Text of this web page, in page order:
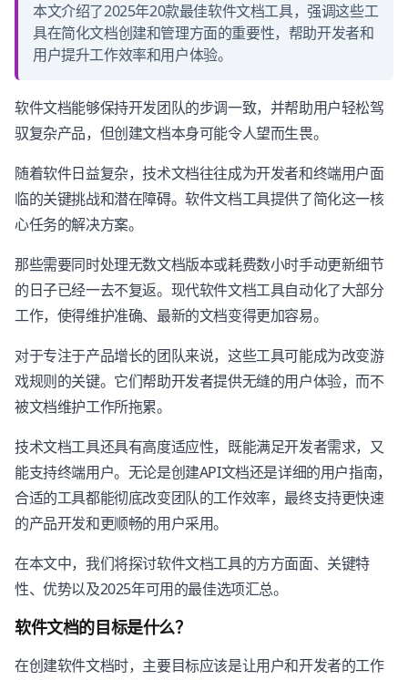
本文介绍了2025年20款最佳软件文档工具，强调这些工
具在简化文档创建和管理方面的重要性，帮助开发者和
用户提升工作效率和用户体验。
软件文档能够保持开发团队的步调一致，并帮助用户轻松驾
驭复杂产品，但创建文档本身可能令人望而生畏。
随着软件日益复杂，技术文档往往成为开发者和终端用户面
临的关键挑战和潜在障碍。软件文档工具提供了简化这一核
心任务的解决方案。
那些需要同时处理无数文档版本或耗费数小时手动更新细节
的日子已经一去不复返。现代软件文档工具自动化了大部分
工作，使得维护准确、最新的文档变得更加容易。
对于专注于产品增长的团队来说，这些工具可能成为改变游
戏规则的关键。它们帮助开发者提供无缝的用户体验，而不
被文档维护工作所拖累。
技术文档工具还具有高度适应性，既能满足开发者需求，又
能支持终端用户。无论是创建API文档还是详细的用户指南，
合适的工具都能彻底改变团队的工作效率，最终支持更快速
的产品开发和更顺畅的用户采用。
在本文中，我们将探讨软件文档工具的方方面面、关键特
性、优势以及2025年可用的最佳选项汇总。
软件文档的目标是什么？
在创建软件文档时，主要目标应该是让用户和开发者的工作